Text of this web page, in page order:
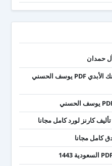
تحميل كتاب عقدك النفسية سجنك الأبدي PDF يوسف الحسني